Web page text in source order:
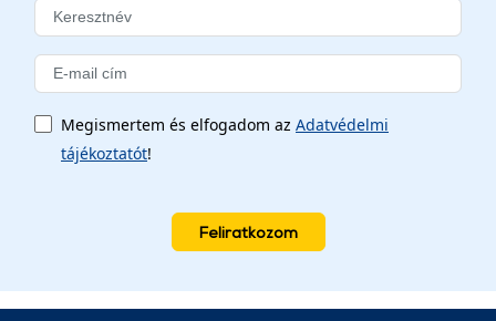
Megismertem és elfogadom az Adatvédelmi
tájékoztatót!
Feliratkozom